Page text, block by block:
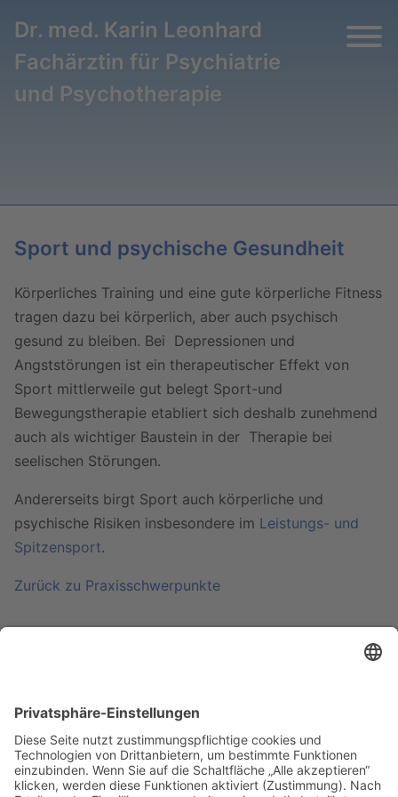
Dr. med. Karin Leonhard
Fachärztin für Psychiatrie
und Psychotherapie
Sport und psychische Gesundheit
Körperliches Training und eine gute körperliche Fitness
tragen dazu bei körperlich, aber auch psychisch
gesund zu bleiben. Bei Depressionen und
Angststörungen ist ein therapeutischer Effekt von
Sport mittlerweile gut belegt Sport-und
Bewegungstherapie etabliert sich deshalb zunehmend
auch als wichtiger Baustein in der Therapie bei
seelischen Störungen.
Andererseits birgt Sport auch körperliche und
psychische Risiken insbesondere im Leistungs- und
Spitzensport.
Zurück zu Praxisschwerpunkte
Dr. med. Karin Leonhard
Fachärztin für Psychiatrie und Psychotherapie
Mühlbaurstr. 2, 81677 München